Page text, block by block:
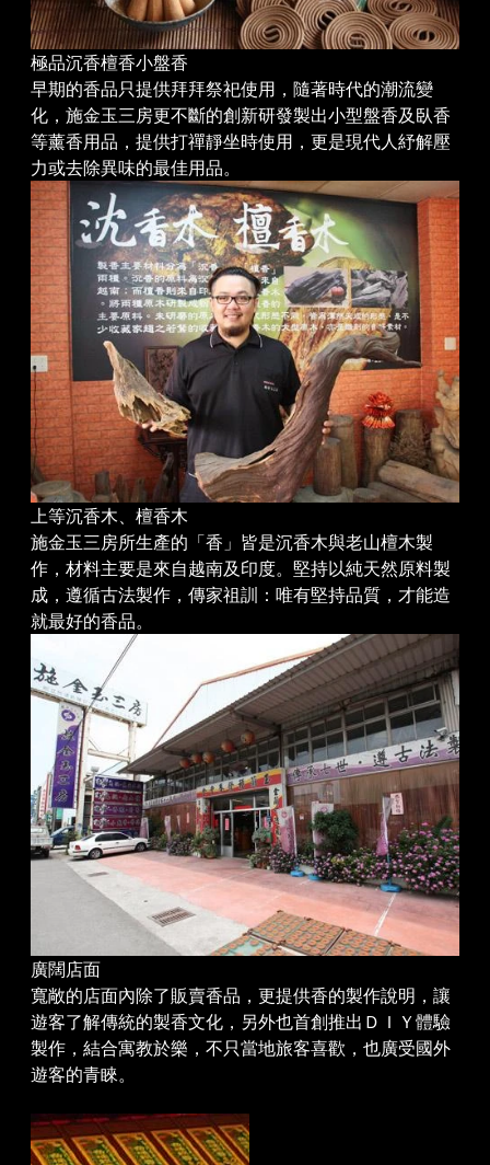
極品沉香檀香小盤香
早期的香品只提供拜拜祭祀使用，隨著時代的潮流變
化，施金玉三房更不斷的創新研發製出小型盤香及臥香
等薰香用品，提供打禪靜坐時使用，更是現代人紓解壓
力或去除異味的最佳用品。
上等沉香木、檀香木
施金玉三房所生產的「香」皆是沉香木與老山檀木製
作，材料主要是來自越南及印度。堅持以純天然原料製
成，遵循古法製作，傳家祖訓：唯有堅持品質，才能造
就最好的香品。
廣闊店面
寬敞的店面內除了販賣香品，更提供香的製作說明，讓
遊客了解傳統的製香文化，另外也首創推出ＤＩＹ體驗
製作，結合寓教於樂，不只當地旅客喜歡，也廣受國外
遊客的青睞。